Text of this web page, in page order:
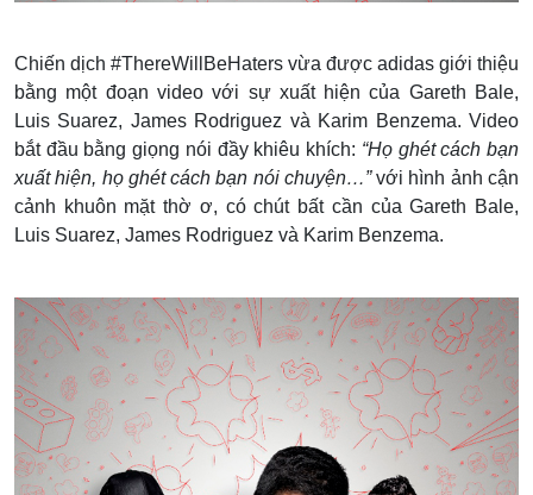
Chiến dịch #ThereWillBeHaters vừa được adidas giới thiệu
bằng một đoạn video với sự xuất hiện của Gareth Bale,
Luis Suarez, James Rodriguez và Karim Benzema. Video
bắt đầu bằng giọng nói đầy khiêu khích: “Họ ghét cách bạn
xuất hiện, họ ghét cách bạn nói chuyện…”với hình ảnh cận
cảnh khuôn mặt thờ ơ, có chút bất cần của Gareth Bale,
Luis Suarez, James Rodriguez và Karim Benzema.